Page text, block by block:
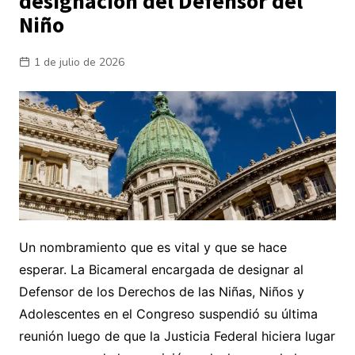
Niño
1 de julio de 2026
Un nombramiento que es vital y que se hace
esperar. La Bicameral encargada de designar al
Defensor de los Derechos de las Niñas, Niños y
Adolescentes en el Congreso suspendió su última
reunión luego de que la Justicia Federal hiciera lugar